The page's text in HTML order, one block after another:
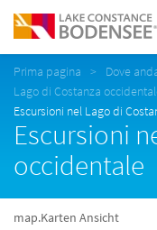
Prima pagina Dove
Lago di Costanza
Escursioni nel Lago di
Escursioni
occidentale
map.Karten Ansicht